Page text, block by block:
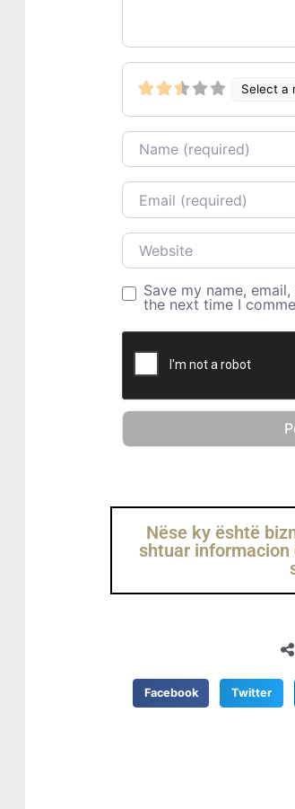
Select a
Name
Email
Website
Save my name,
the next time I
Nëse ky është
shtuar informacion
Facebook Twitter